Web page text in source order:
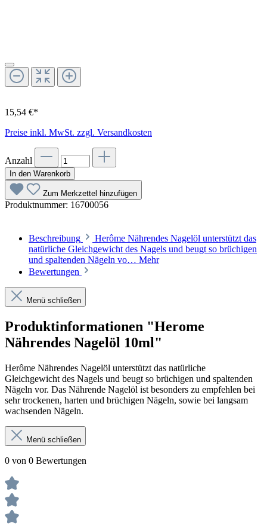
15,54 €*
Preise inkl. MwSt. zzgl. Versandkosten
Anzahl
In den Warenkorb
Zum Merkzettel hinzufügen
Produktnummer: 16700056
Beschreibung
Herôme Nährendes Nagelöl unterstützt das
natürliche Gleichgewicht des Nagels und beugt so brüchigen
und spaltenden Nägeln vo… Mehr
Bewertungen
Menü schließen
Produktinformationen "Herome
Nährendes Nagelöl 10ml"
Herôme Nährendes Nagelöl unterstützt das natürliche
Gleichgewicht des Nagels und beugt so brüchigen und spaltenden
Nägeln vor. Das Nährende Nagelöl ist besonders zu empfehlen bei
sehr trockenen, harten und brüchigen Nägeln, sowie bei langsam
wachsenden Nägeln.
Menü schließen
0 von 0 Bewertungen